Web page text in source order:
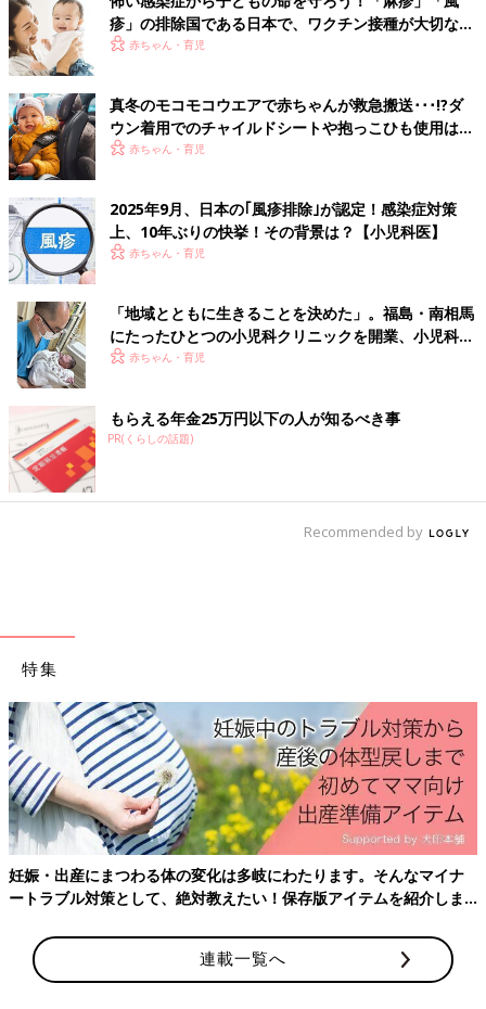
子育てをとおして、「頑張りすぎないでも大丈夫」という経験を
教えられている気がしています。
とくに初めての育児中のママ・パパは、不安や心配ごとがたくさ
んあると思いますが、私がお伝えしたいのは、「思い通りになら
ないこともたくさんあるけれど、それ以上に子どもたちと過ごす
時間は楽しいよ、大丈夫」ということです。
これからも、小児科医としての働きを通して、親御さんとともに
す。
文・監修／藤井明子先生 構成／ひよこクラブ編集部
うちの子だけ遅い…？「子どもの発達、
不安になりすぎないで」３児のママ小児
られたお悩みや、保護者に伝えたいさまざまな
情報を発信します。連載１回目のテーマは、赤
医の笑顔便り」#１
悩む母に、３児のママ
疹」の排除国である日本で、ワクチン接種が大切な理
由とは？【小児科医】
赤ちゃん・育児
真冬のモコモコウエアで赤ちゃんが救急搬送･･･!?ダ
ウン着用でのチャイルドシートや抱っこひも使用は危
険【小児科医】
赤ちゃん・育児
2025年9月、日本の｢風疹排除｣が認定！感染症対策
上、10年ぶりの快挙！その背景は？【小児科医】
赤ちゃん・育児
「地域とともに生きることを決めた」。福島・南相馬
にたったひとつの小児科クリニックを開業、小児科医
の現在と未来
赤ちゃん・育児
もらえる年金25万円以下の人が知るべき事
PR(くらしの話題)
Recommended by
特集
妊娠・出産にまつわる体の変化は多岐にわたります。そんなマイナ
ートラブル対策として、絶対教えたい！保存版アイテムを紹介しま
連載一覧へ